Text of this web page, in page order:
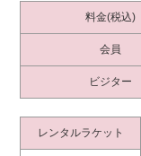
料金(税込)
会員
ビジター
レンタルラケット